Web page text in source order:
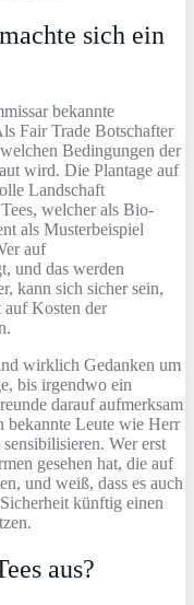
sich ein
bekannte
Fair Trade Botschafter
Bedingungen der
wird. Die Plantage auf
Landschaft
welcher als Bio-
als Musterbeispiel
auf
und das werden
kann sich sicher sein,
auf Kosten der
wirklich Gedanken um
bis irgendwo ein
darauf aufmerksam
bekannte Leute wie Herr
Wer erst
gesehen hat, die auf
und weiß, dass es auch
künftig einen
aus?